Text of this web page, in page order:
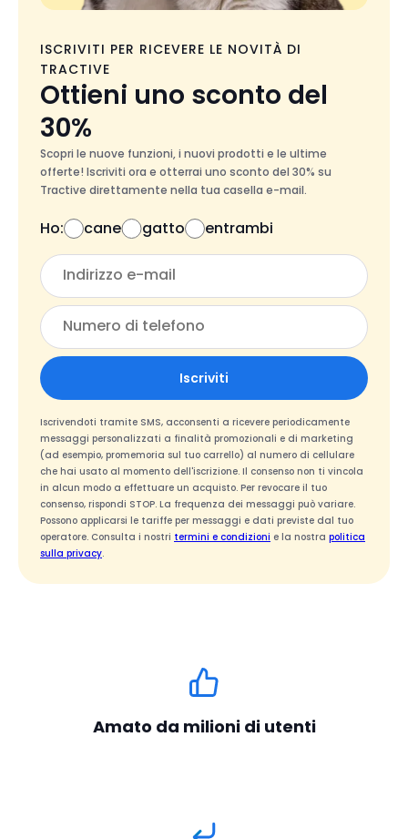
ISCRIVITI PER RICEVERE LE NOVITÀ DI
TRACTIVE
Ottieni uno sconto del
30%
Scopri le nuove funzioni, i nuovi prodotti e le ultime
offerte! Iscriviti ora e otterrai uno sconto del 30% su
Tractive direttamente nella tua casella e-mail.
Ho: cane gatto entrambi
Iscriviti
Iscrivendoti tramite SMS, acconsenti a ricevere periodicamente
messaggi personalizzati a finalità promozionali e di marketing
(ad esempio, promemoria sul tuo carrello) al numero di cellulare
che hai usato al momento dell'iscrizione. Il consenso non ti vincola
in alcun modo a effettuare un acquisto. Per revocare il tuo
consenso, rispondi STOP. La frequenza dei messaggi può variare.
Possono applicarsi le tariffe per messaggi e dati previste dal tuo
operatore. Consulta i nostri termini e condizioni e la nostra politica
sulla privacy.
Amato da milioni di utenti